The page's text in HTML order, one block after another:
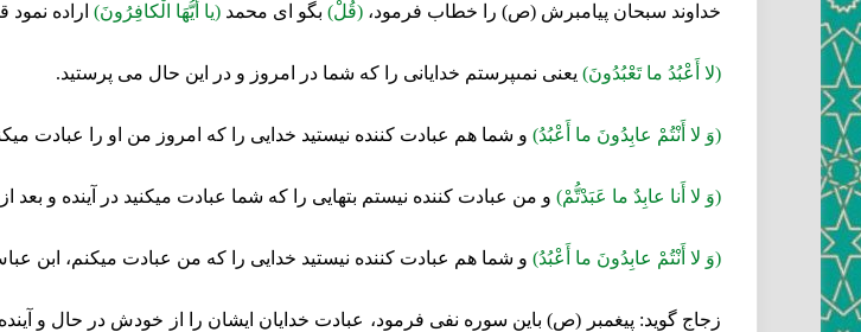
خداوند سبحان پيامبرش (ص) را خطاب فرمود، (قُلْ)بگو اى محمد (يا أَيُّهَا الْكافِرُونَ)اراده
(لا أَعْبُدُ ما تَعْبُدُونَ)يعنى نمى‏پرستم خدايانى را كه شما در امروز و در اين حال مى ‏پرستيد.
(وَ لا أَنْتُمْ عابِدُونَ ما أَعْبُدُ)و شما هم عبادت كننده نيستيد خدايى را كه امروز من او را عبادت
(وَ لا أَنا عابِدٌ ما عَبَدْتُّمْ)و من عبادت كننده نيستم بتهايى را كه شما عبادت ميكنيد در آينده و بعد
(وَ لا أَنْتُمْ عابِدُونَ ما أَعْبُدُ)و شما هم عبادت كننده نيستيد خدايى را كه من عبادت ميكنم، ابن
زجاج گويد: پيغمبر (ص) باين سوره نفى فرمود، عبادت خدايان ايشان را از خودش در حال و